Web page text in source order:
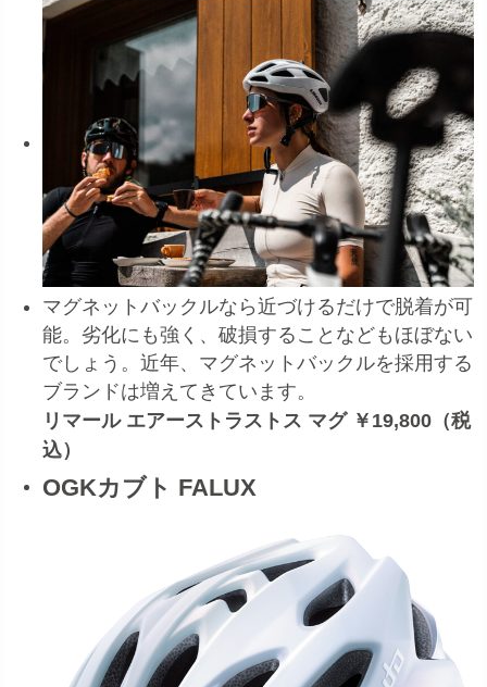
マグネットバックルなら近づけるだけで脱着が可
能。劣化にも強く、破損することなどもほぼない
でしょう。近年、マグネットバックルを採用する
ブランドは増えてきています。
リマール エアーストラストス マグ ￥19,800（税
込）
OGKカブト FALUX